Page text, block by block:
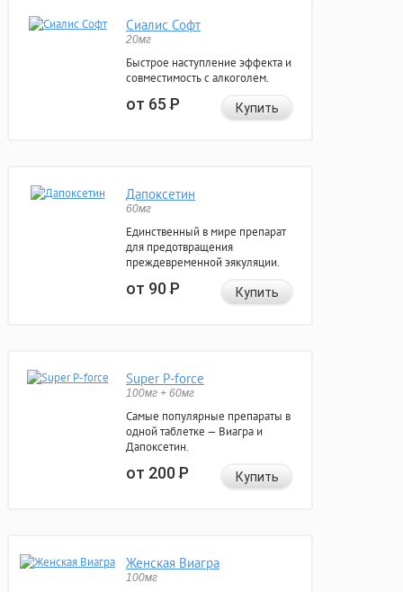
Сиалис Софт
20мг
Быстрое наступление эффекта и
совместимость с алкоголем.
от 65Р Купить
Дапоксетин
60мг
Единственный в мире препарат
для предотвращения
преждевременной эякуляции.
от 90Р Купить
Super P-force
100мг + 60мг
Самые популярные препараты в
одной таблетке — Виагра и
Дапоксетин.
от 200Р Купить
Женская Виагра
100мг